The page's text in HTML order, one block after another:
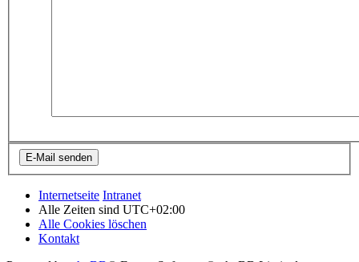
Internetseite Intranet
Alle Zeiten sind UTC+02:00
Alle Cookies löschen
Kontakt